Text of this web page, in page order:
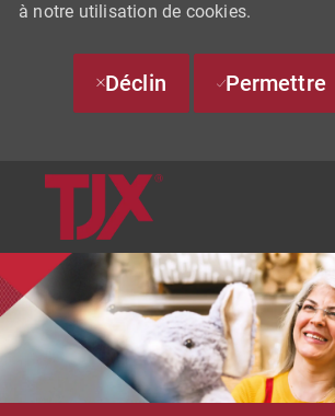
SKIP TO MAIN CONTENT
à notre utilisation de cookies.
Déclin Permettre